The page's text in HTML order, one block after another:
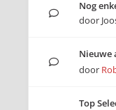
Nog
door
Nieuwe
door
Top